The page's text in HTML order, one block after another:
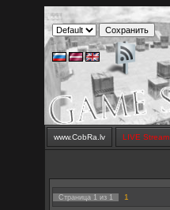
www.CobRa.lv LIVE Stream
Страница 1 из 1 1